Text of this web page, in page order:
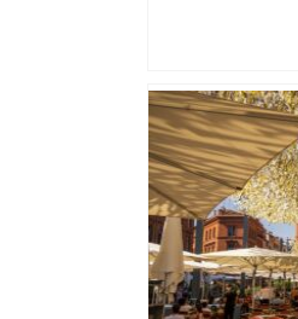
Toulouse-
sur quelle
14 de rugby ?